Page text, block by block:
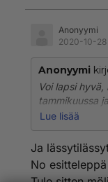
Seuraava
vuoden
https://
Anonyymi
2020-10-28
Anonyymi
Voi lapsi
tammikuussa
käytettäviksi.
Epäilen
testien
Lue lisää
Ja
No